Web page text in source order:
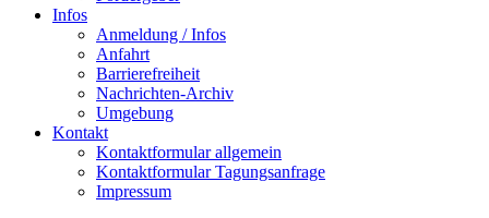
Infos
Anmeldung / Infos
Anfahrt
Barrierefreiheit
Nachrichten-Archiv
Umgebung
Kontakt
Kontaktformular allgemein
Kontaktformular Tagungsanfrage
Impressum